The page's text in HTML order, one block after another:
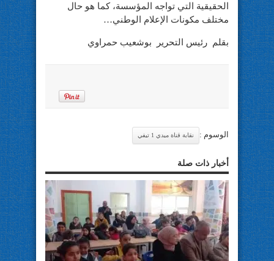
الحقيقية التي تواجه المؤسسة، كما هو حال
مختلف مكونات الإعلام الوطني…
بقلم رئيس التحرير بوشعيب حمراوي
الوسوم : نقابة قناة ميدي 1 تيفي
أخبار ذات صلة